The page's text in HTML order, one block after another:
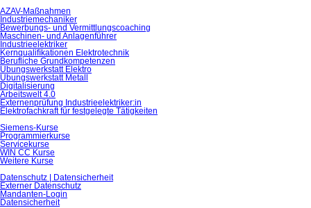
AZAV-Maßnahmen
Industriemechaniker
Bewerbungs- und Vermittlungscoaching
Maschinen- und Anlagenführer
Industrieelektriker
Kernqualiﬁkationen Elektrotechnik
Berufliche Grundkompetenzen
Übungswerkstatt Elektro
Übungswerkstatt Metall
Digitalisierung
Arbeitswelt 4.0
Externenprüfung Industrieelektriker:in
Elektrofachkraft für festgelegte Tätigkeiten
Siemens-Kurse
Programmierkurse
Servicekurse
WIN CC Kurse
Weitere Kurse
Datenschutz | Datensicherheit
Externer Datenschutz
Mandanten-Login
Datensicherheit